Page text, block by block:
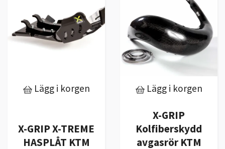
Lägg i korgen
X-GRIP X-TREME
HASPLÅT KTM
Lägg i korgen
X-GRIP
Kolfiberskydd
avgasrör KTM